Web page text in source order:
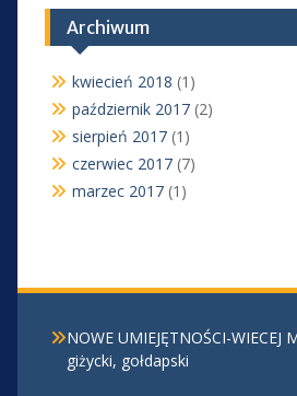
Archiwum
kwiecień 2018 (1)
październik 2017(2)
sierpień 2017(1)
czerwiec 2017(7)
marzec 2017(1)
NOWE UMIEJĘTNOŚCI-WIECEJ
giżycki, gołdapski